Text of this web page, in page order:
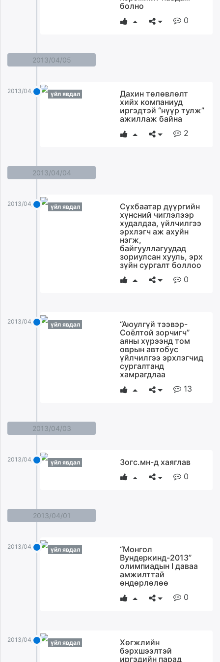
itoim.mn
times.mn
tac.mn
paparazzi.mn
болно
0
2013/04/05
2013/04/05 үйл явдал
Дахин төлөвлөлт
хийх компаниуд
иргэдтэй “нүүр тулж”
ажиллаж байна
2
2013/04/04
2013/04/04 үйл явдал
Сүхбаатар дүүргийн
хүнсний чиглэлээр
худалдаа, үйлчилгээ
эрхлэгч аж ахуйн
нэгж,
байгууллагуудад
зориулсан хууль, эрх
зүйн сургалт боллоо
0
2013/04/04 үйл явдал
“Аюулгүй тээвэр-
Соёлтой зорчигч”
аяны хүрээнд том
оврын автобус
үйлчилгээ эрхлэгчид
сургалтанд
хамрагдлаа
13
2013/04/03
2013/04/03 үйл явдал
Зогс.мн-д хаяглав
0
2013/04/01
2013/04/01 үйл явдал
“Монгол
Вундеркинд-2013”
олимпиадын I даваа
амжилттай
өндөрлөлөө
0
2013/04/01 үйл явдал
Хөгжлийн
бэрхшээлтэй
иргэдийн парад